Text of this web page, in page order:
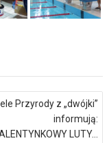
Przyrody z „dwójki”
informują:
LUTY…